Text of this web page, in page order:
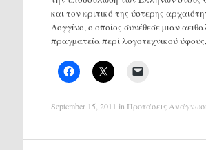
και τον κριτικό της ύστερης
Λογγίνο, ο οποίος συνέθεσε µιαν
πραγµατεία περί λογοτεχνικού
September 15, 2011 in Προτάσεις